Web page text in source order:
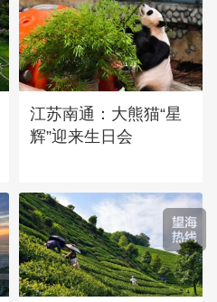
江苏南通：大熊猫“星
辉”迎来生日会